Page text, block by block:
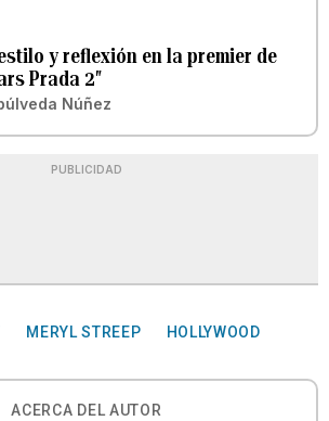
y reflexión en la premier de
Prada 2″
Núñez
PUBLICIDAD
MERYL STREEP
HOLLYWOOD
ACERCA DEL AUTOR